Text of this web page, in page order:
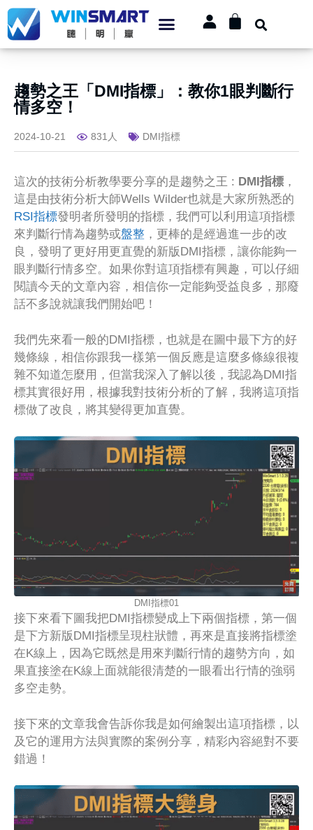
趨勢之王「DMI指標」：教你1眼判斷行
情多空！
2024-10-21 831人 DMI指標
這次的技術分析教學要分享的是趨勢之王 : DMI指標 ，
這是由技術分析大師Wells Wilder也就是大家所熟悉的
RSI指標發明者所發明的指標，我們可以利用這項指標
來判斷行情為趨勢或盤整 ，更棒的是經過進一步的改
良，發明了更好用更直覺的新版DMI指標，讓你能夠一
眼判斷行情多空。如果你對這項指標有興趣，可以仔細
閱讀今天的文章內容，相信你一定能夠受益良多，那廢
話不多說就讓我們開始吧！
我們先來看一般的DMI指標，也就是在圖中最下方的好
幾條線，相信你跟我一樣第一個反應是這麼多條線很複
雜不知道怎麼用，但當我深入了解以後，我認為DMI指
標其實很好用，根據我對技術分析的了解，我將這項指
標做了改良，將其變得更加直覺。
DMI指標01
接下來看下圖我把DMI指標變成上下兩個指標，第一個
是下方新版DMI指標呈現柱狀體，再來是直接將指標塗
在K線上，因為它既然是用來判斷行情的趨勢方向，如
果直接塗在K線上面就能很清楚的一眼看出行情的強弱
多空走勢。
接下來的文章我會告訴你我是如何繪製出這項指標，以
及它的運用方法與實際的案例分享，精彩內容絕對不要
錯過！